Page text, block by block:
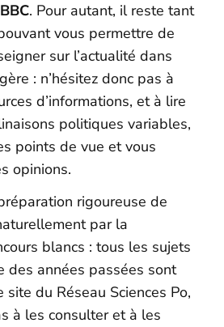
. Pour autant, il reste tant
vous permettre de
sur l’actualité dans
: n’hésitez donc pas à
d’informations, et à lire
politiques variables,
points de vue et vous
opinions.
rigoureuse de
par la
blancs : tous les sujets
des années passées sont
du Réseau Sciences Po,
à les consulter et à les